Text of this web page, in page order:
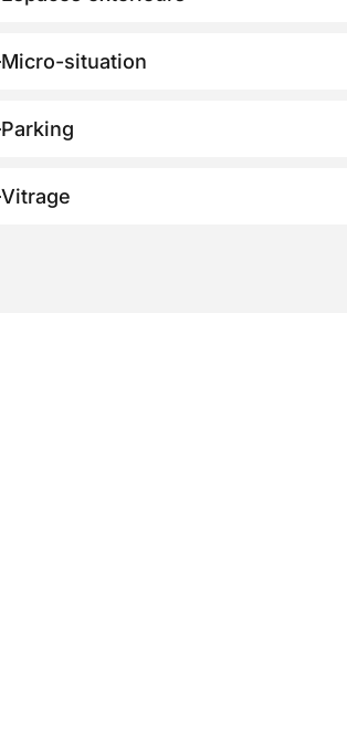
Micro-situation
Parking
Vitrage